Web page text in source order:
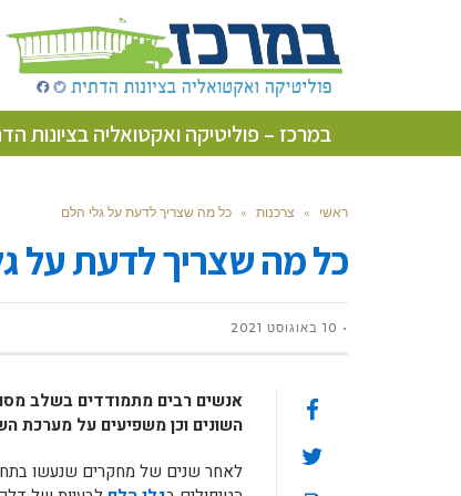
במרכז – פוליטיקה ואקטואליה בציונות
ראשי » צרכנות » כל מה שצריך לדעת על גלי הלם
כל מה שצריך לדעת על
10 באוגוסט 2021
אנשים רבים מתמודדים בשלב
השונים וכן משפיעים על מערכת
לאחר שנים של מחקרים שנעשו